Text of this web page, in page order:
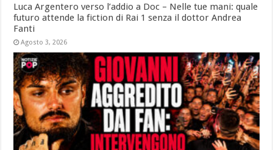
Luca Argentero verso l’addio a Doc – Nelle tue mani: quale
futuro attende la fiction di Rai 1 senza il dottor Andrea
Fanti
Agosto 3, 2026